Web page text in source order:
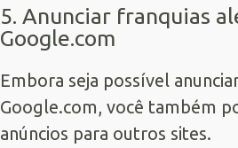
5. Anunciar franquias
Google.com
Embora seja possível
Google.com, você também
anúncios para outros sites.